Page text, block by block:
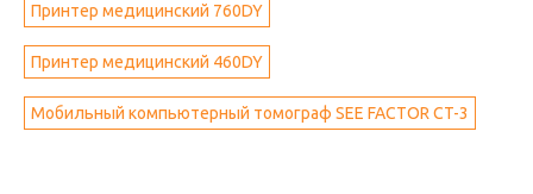
Принтер медицинский 760DY
Принтер медицинский 460DY
Мобильный компьютерный томограф SEE FACTOR CT-3